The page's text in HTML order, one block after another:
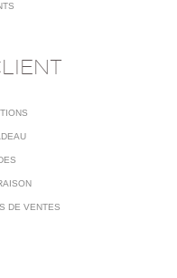
DE VENTES